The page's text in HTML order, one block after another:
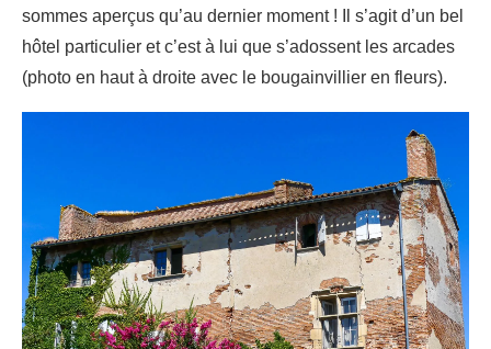
sommes aperçus qu’au dernier moment ! Il s’agit d’un bel
hôtel particulier et c’est à lui que s’adossent les arcades
(photo en haut à droite avec le bougainvillier en fleurs).